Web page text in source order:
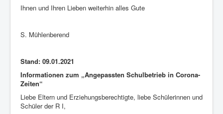
Ihnen und Ihren Lieben weiterhin alles Gute
S. Mühlenberend
Stand: 09.01.2021
Informationen zum „Angepassten Schulbetrieb in Corona-
Zeiten“
Liebe Eltern und Erziehungsberechtigte, liebe Schülerinnen und
Schüler der R I,